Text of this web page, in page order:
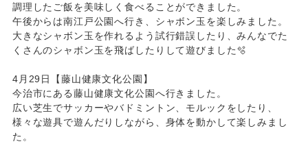
調理したご飯を美味しく食べることができました。
午後からは南江戸公園へ行き、シャボン玉を楽しみました。
大きなシャボン玉を作れるよう試行錯誤したり、みんなでた
くさんのシャボン玉を飛ばしたりして遊びました🫧
4月29日【藤山健康文化公園】
今治市にある藤山健康文化公園へ行きました。
広い芝生でサッカーやバドミントン、モルックをしたり、
様々な遊具で遊んだりしながら、身体を動かして楽しみまし
た。